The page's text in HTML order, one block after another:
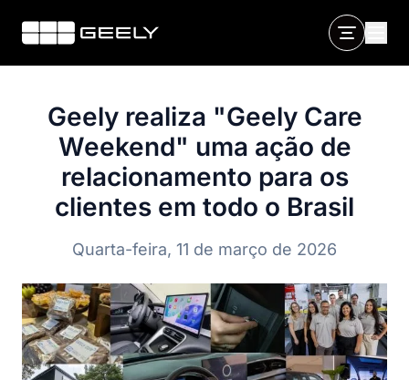
Geely realiza "Geely Care
Weekend" uma ação de
relacionamento para os
clientes em todo o Brasil
Quarta-feira, 11 de março de 2026